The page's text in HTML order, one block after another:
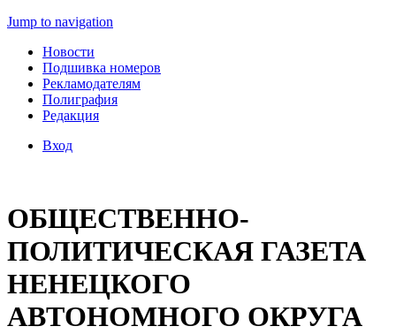
Jump to navigation
Новости
Подшивка номеров
Рекламодателям
Полиграфия
Редакция
Вход
ОБЩЕСТВЕННО-
ПОЛИТИЧЕСКАЯ ГАЗЕТА
НЕНЕЦКОГО
АВТОНОМНОГО ОКРУГА